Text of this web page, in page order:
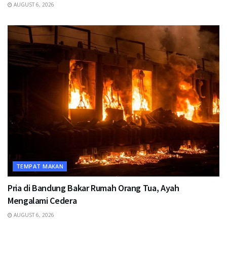
AUGUST 6, 2026
TEMPAT MAKAN
Pria di Bandung Bakar Rumah Orang Tua, Ayah
Mengalami Cedera
AUGUST 6, 2026